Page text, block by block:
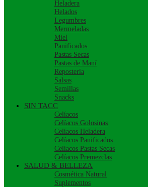
Heladera
Helados
Legumbres
Mermeladas
Miel
Panificados
Pastas Secas
Pastas de Maní
Repostería
Salsas
Semillas
Snacks
SIN TACC
Celíacos
Celíacos Golosinas
Celíacos Heladera
Celíacos Panificados
Celíacos Pastas Secas
Celíacos Premezclas
SALUD & BELLEZA
Cosmética Natural
Suplementos